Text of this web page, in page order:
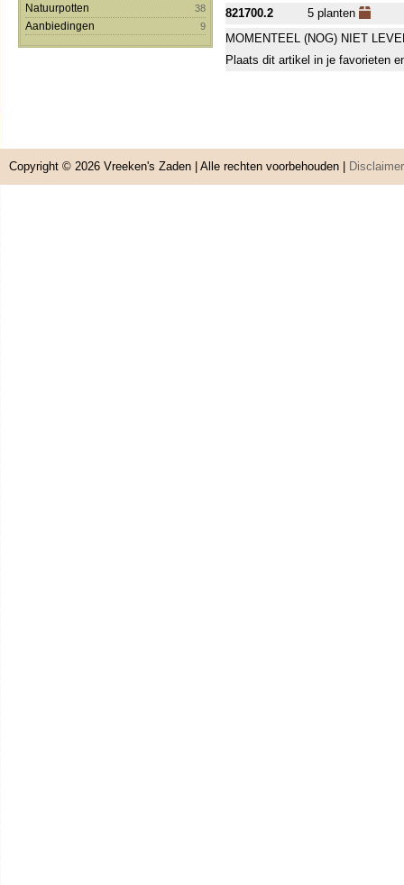
Natuurpotten 38
Aanbiedingen 9
821700.2
5 planten
MOMENTEEL (NOG) NIET
Plaats dit artikel in je favorieten
Copyright © 2026 Vreeken's Zaden | Alle rechten voorbehouden | Disclaimer